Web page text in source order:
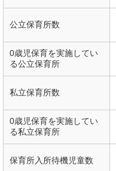
公立保育所数
0歳児保育を実施してい
る公立保育所
私立保育所数
0歳児保育を実施してい
る私立保育所
保育所入所待機児童数